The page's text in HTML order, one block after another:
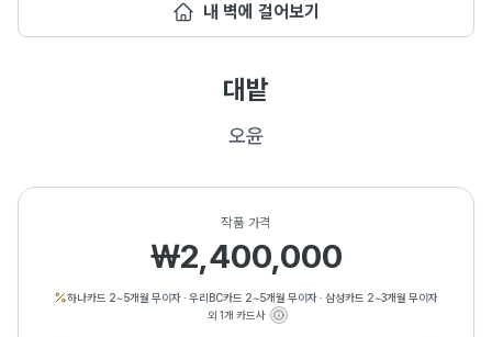
내 벽에 걸어보기
대밭
오윤
작품 가격
₩2,400,000
하나카드 2~5개월 무이자· 우리BC카드 2~5개월 무이자· 삼성카드 2~3개월 무이자
외 1개 카드사